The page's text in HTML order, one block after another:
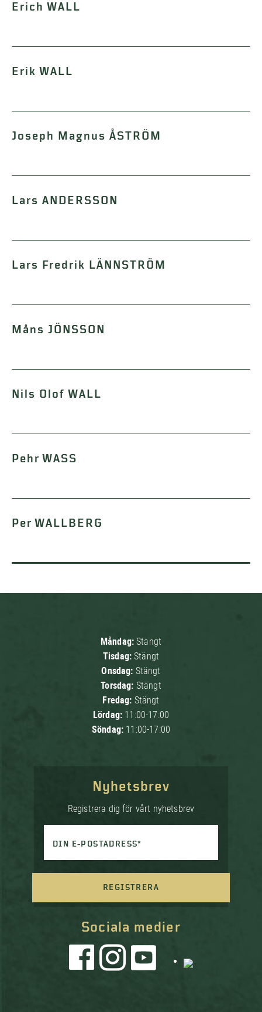
Erich WALL
Erik WALL
Joseph Magnus ÅSTRÖM
Lars ANDERSSON
Lars Fredrik LÄNNSTRÖM
Måns JÖNSSON
Nils Olof WALL
Pehr WASS
Per WALLBERG
Måndag:Stängt
Tisdag:Stängt
Onsdag: Stängt
Torsdag: Stängt
Fredag: Stängt
Lördag: 11:00-17:00
Söndag: 11:00-17:00
Sociala medier
Nyhetsbrev
Registrera dig för vårt nyhetsbrev
DIN E-POSTADRESS*
REGISTRERA